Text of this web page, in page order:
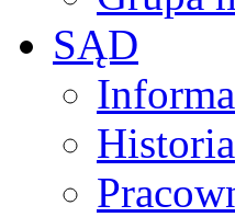
SĄD
Historia